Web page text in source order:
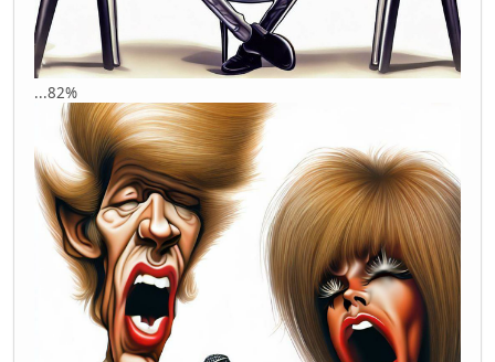
...82%